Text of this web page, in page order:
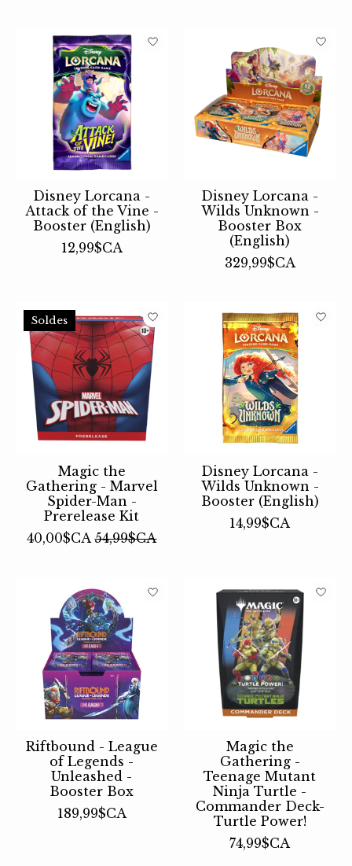
Disney Lorcana -
Attack of the Vine -
Booster (English)
12,99$CA
Disney Lorcana -
Wilds Unknown -
Booster Box
(English)
329,99$CA
Soldes
Magic the
Gathering - Marvel
Spider-Man -
Prerelease Kit
40,00$CA 54,99$CA
Disney Lorcana -
Wilds Unknown -
Booster (English)
14,99$CA
Riftbound - League
of Legends -
Unleashed -
Booster Box
189,99$CA
Magic the
Gathering -
Teenage Mutant
Ninja Turtle -
Commander Deck-
Turtle Power!
74,99$CA